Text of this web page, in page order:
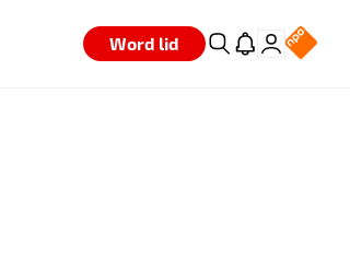
Word lid